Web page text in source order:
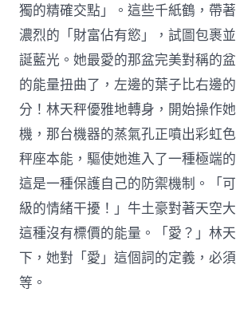
獨的精確交點」。這些千紙鶴，帶
濃烈的「財富佔有慾」，試圖包裹
誕藍光。她最愛的那盆完美對稱的
的能量扭曲了，左邊的葉子比右邊
分！林天秤優雅地轉身，開始操作
機，那台機器的蒸氣孔正噴出彩虹
秤座本能，驅使她進入了一種極端
這是一種保護自己的防禦機制。「
級的情緒干擾！」牛土豪對著天空
這種沒有標價的能量。「愛？」林
下，她對「愛」這個詞的定義，必
等。